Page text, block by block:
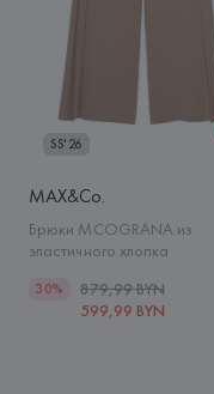
SS'26
MAX&Co.
Брюки MCOGRANA из
эластичного хлопка
30%
879,99 BYN
599,99 BYN